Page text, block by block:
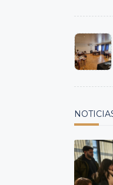
<span
subtitle